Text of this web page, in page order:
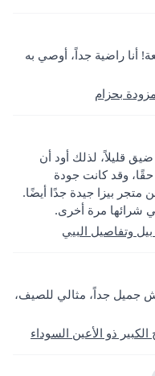
أنا راضية جداً، أوصي به
بحزام
ضيق قليلاً، لذلك أود أن
وقد كانت جودة
متجر بيزا جيدة جدًا أيضًا.
شرائها مرة أخرى.
وتفاصيل البيي
جميل جداً، مثالي للصيف،
ذو الأعين السوداء